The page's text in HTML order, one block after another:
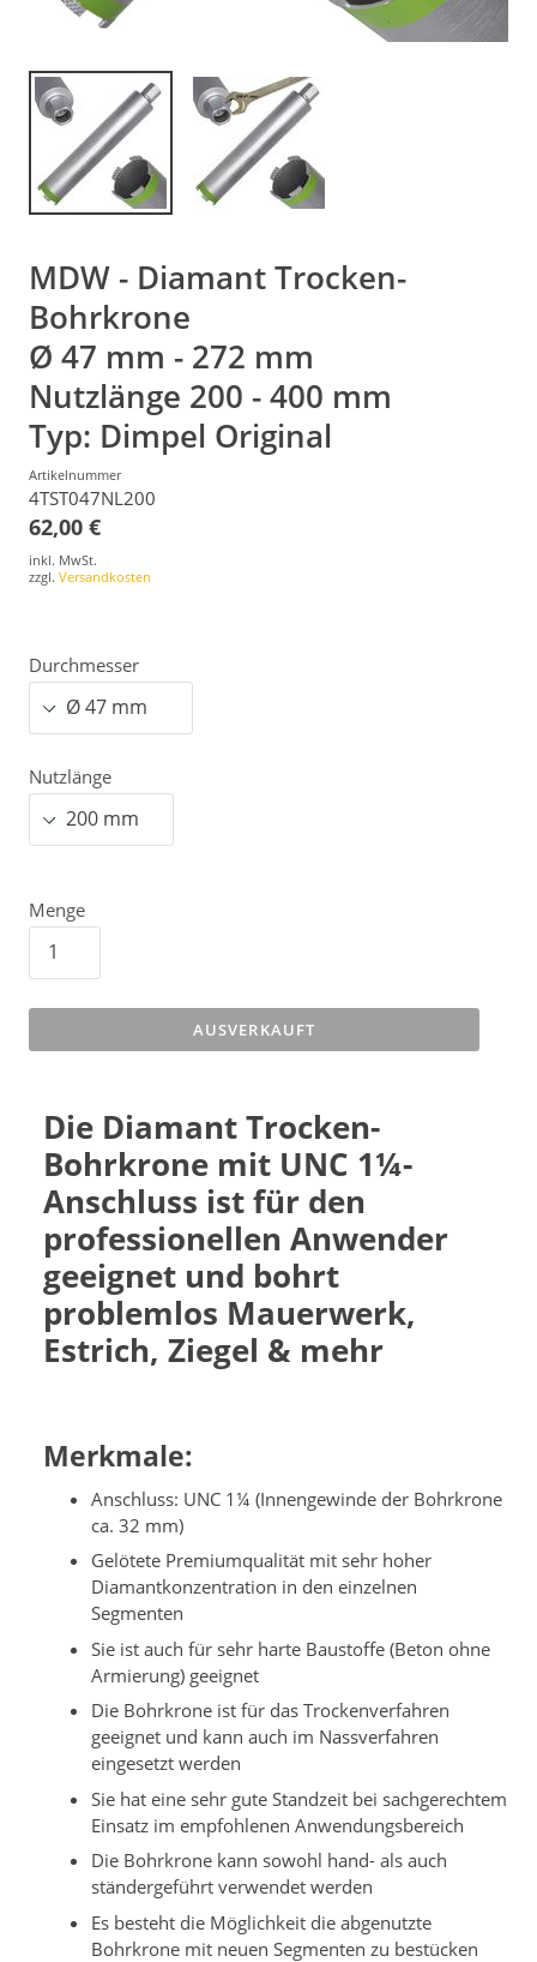
MDW - Diamant Trocken-
Bohrkrone
Ø 47 mm - 272 mm
Nutzlänge 200 - 400 mm
Typ: Dimpel Original
Artikelnummer
4TST047NL200
62,00 €
inkl. MwSt.
zzgl. Versandkosten
Durchmesser
Nutzlänge
Menge
AUSVERKAUFT
Die Diamant Trocken-
Bohrkrone mit UNC 1¼-
Anschluss ist für den
professionellen Anwender
geeignet und bohrt
problemlos Mauerwerk,
Estrich, Ziegel & mehr
Merkmale:
Anschluss: UNC 1¼ (Innengewinde der Bohrkrone
ca. 32 mm)
Gelötete Premiumqualität mit sehr hoher
Diamantkonzentration in den einzelnen
Segmenten
Sie ist auch für sehr harte Baustoffe (Beton ohne
Armierung) geeignet
Die Bohrkrone ist für das Trockenverfahren
geeignet und kann auch im Nassverfahren
eingesetzt werden
Sie hat eine sehr gute Standzeit bei sachgerechtem
Einsatz im empfohlenen Anwendungsbereich
Die Bohrkrone kann sowohl hand- als auch
ständergeführt verwendet werden
Es besteht die Möglichkeit die abgenutzte
Bohrkrone mit neuen Segmenten zu bestücken